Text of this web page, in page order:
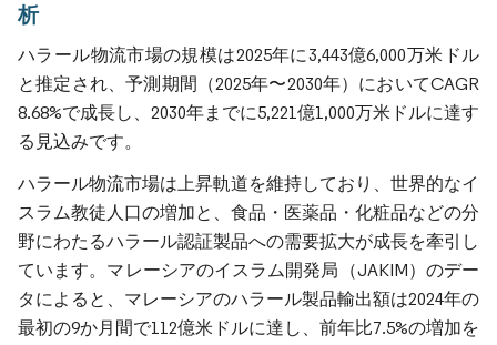
析
ハラール物流市場の規模は2025年に3,443億6,000万米ドル
と推定され、予測期間（2025年〜2030年）においてCAGR
8.68%で成長し、2030年までに5,221億1,000万米ドルに達す
る見込みです。
ハラール物流市場は上昇軌道を維持しており、世界的なイ
スラム教徒人口の増加と、食品・医薬品・化粧品などの分
野にわたるハラール認証製品への需要拡大が成長を牽引し
ています。マレーシアのイスラム開発局（JAKIM）のデー
タによると、マレーシアのハラール製品輸出額は2024年の
最初の9か月間で112億米ドルに達し、前年比7.5%の増加を